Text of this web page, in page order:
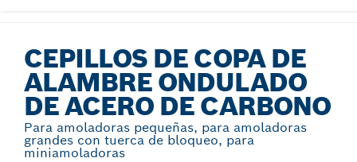
CEPILLOS DE COPA DE
ALAMBRE ONDULADO
DE ACERO DE CARBONO
Para amoladoras pequeñas, para amoladoras
grandes con tuerca de bloqueo, para
miniamoladoras